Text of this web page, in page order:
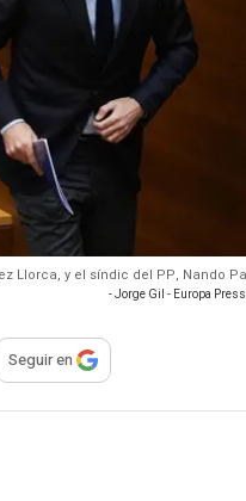
Llorca, y el síndic del PP, Nando
- Jorge Gil - Europa
para compartir
Seguir en